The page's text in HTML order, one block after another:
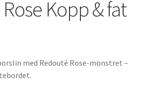
Kopp & fat
med Redouté Rose-mönstret –